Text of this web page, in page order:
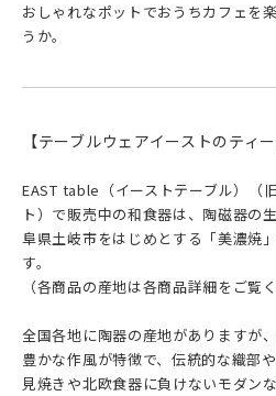
おしゃれなポットでおうちカフェを
うか。
【テーブルウェアイーストのティー
EAST table（イーストテーブル）（
ト）で販売中の和食器は、陶磁器の
阜県土岐市をはじめとする「美濃焼
す。
（各商品の産地は各商品詳細をご覧
全国各地に陶器の産地がありますが
豊かな作風が特徴で、伝統的な織部
見焼きや北欧食器に負けないモダン